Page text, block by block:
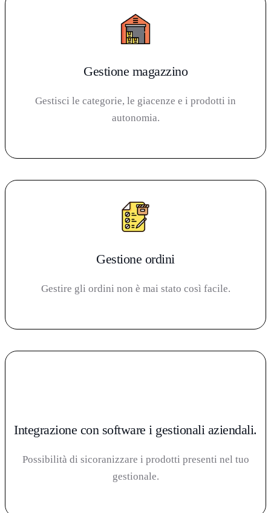
Gestione magazzino
Gestisci le categorie, le giacenze e i prodotti in
autonomia.
Gestione ordini
Gestire gli ordini non è mai stato così facile.
Integrazione con software i gestionali aziendali.
Possibilità di sicoranizzare i prodotti presenti nel tuo
gestionale.